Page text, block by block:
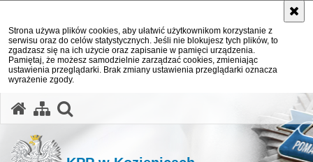
Strona używa plików cookies, aby ułatwić użytkownikom korzystanie z
serwisu oraz do celów statystycznych. Jeśli nie blokujesz tych plików, to
zgadzasz się na ich użycie oraz zapisanie w pamięci urządzenia.
Pamiętaj, że możesz samodzielnie zarządzać cookies, zmieniając
ustawienia przeglądarki. Brak zmiany ustawienia przeglądarki oznacza
wyrażenie zgody.